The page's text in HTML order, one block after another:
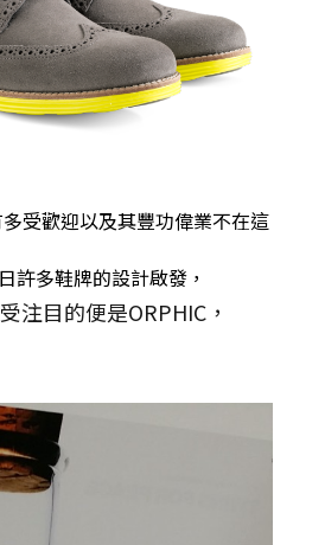
多受歡迎以及其豐功偉業不在這
許多鞋牌的設計啟發，
注目的便是ORPHIC，